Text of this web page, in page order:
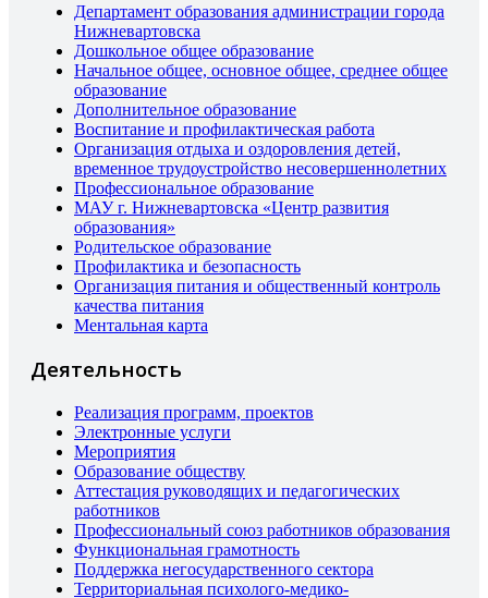
Департамент образования администрации города
Нижневартовска
Дошкольное общее образование
Начальное общее, основное общее, среднее общее
образование
Дополнительное образование
Воспитание и профилактическая работа
Организация отдыха и оздоровления детей,
временное трудоустройство несовершеннолетних
Профессиональное образование
МАУ г. Нижневартовска «Центр развития
образования»
Родительское образование
Профилактика и безопасность
Организация питания и общественный контроль
качества питания
Ментальная карта
Деятельность
Реализация программ, проектов
Электронные услуги
Мероприятия
Образование обществу
Аттестация руководящих и педагогических
работников
Профессиональный союз работников образования
Функциональная грамотность
Поддержка негосударственного сектора
Территориальная психолого-медико-